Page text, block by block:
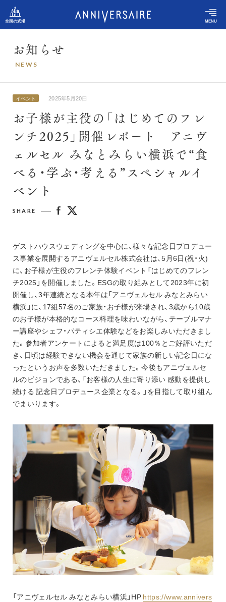
お知 ら せ
N E W S
イベント 2025年5月20日
お子様が主役の「はじめてのフレ
ンチ2025」開催レポート アニヴ
ェルセル みなとみらい横浜で“食
べる・学ぶ・考える”スペシャルイ
ベント
SHARE
ゲストハウスウェディングを中心に、様々な記念日プロデュー
ス事業を展開するアニヴェルセル株式会社は、5月6日(祝・火)
に、お子様が主役のフレンチ体験イベント「はじめてのフレン
チ2025」を開催しました。ESGの取り組みとして2023年に初
開催し、3年連続となる本年は「アニヴェルセル みなとみらい
横浜」に、17組57名のご家族・お子様が来場され、3歳から10歳
のお子様が本格的なコース料理を味わいながら、テーブルマナ
ー講座やシェフ・パティシエ体験などをお楽しみいただきまし
た。参加者アンケートによると満足度は100％とご好評いただ
き、日頃は経験できない機会を通じて家族の新しい記念日にな
ったというお声を多数いただきました。今後もアニヴェルセ
ルのビジョンである、「お客様の人生に寄り添い 感動を提供し
続ける 記念日プロデュース企業となる。」を目指して取り組ん
でまいります。
「アニヴェルセル みなとみらい横浜」HP https://www.annivers
MENU
全国の式場
アニヴェルセルの想い
結婚式の流れ
アニヴェルセルの姿勢
スタッフスナップ
ふたりの体験談
式場のご案内
アニヴェルセル みなとみらい横浜
アニヴェルセル ヒルズ横浜（新横浜）
アニヴェルセル 大宮
アニヴェルセル 柏
アニヴェルセル 白壁（名古屋）
アニヴェルセル 大阪（難波）